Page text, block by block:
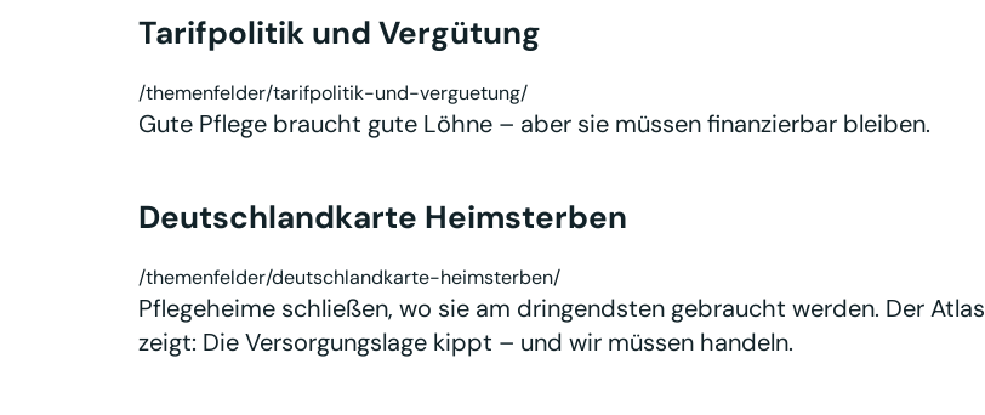
Tarifpolitik und Vergütung
/themenfelder/tarifpolitik-und-verguetung/
Gute Pflege braucht gute Löhne – aber sie müssen finanzierbar bleiben.
Deutschlandkarte Heimsterben
/themenfelder/deutschlandkarte-heimsterben/
Pflegeheime schließen, wo sie am dringendsten gebraucht werden. Der Atlas
zeigt: Die Versorgungslage kippt – und wir müssen handeln.